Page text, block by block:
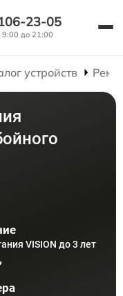
23-05
9:00 до 21:00
устройств
VISION до 3 лет